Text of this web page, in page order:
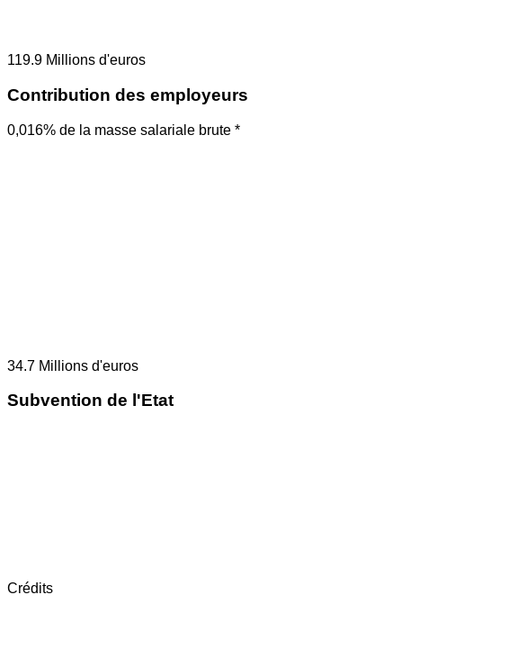
119.9 Millions d'euros
Contribution des employeurs
0,016% de la masse salariale brute *
34.7 Millions d'euros
Subvention de l'Etat
Crédits